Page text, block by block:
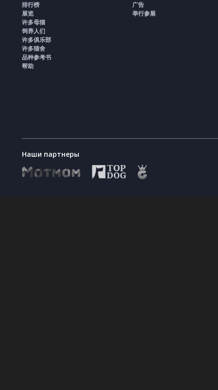
排行榜
展览
许多母猫
饲养人们
许多俱乐部
许多猫舍
品种参考书
帮助
广告
举行参展
Наши партнеры